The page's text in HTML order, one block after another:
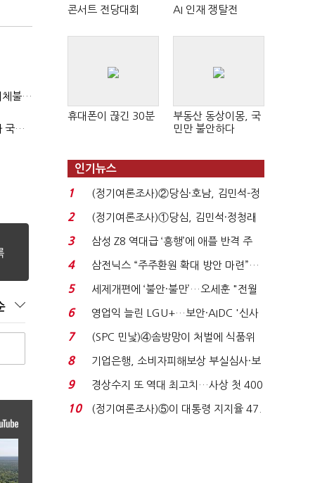
"첨단전력 획득제도 패러다임 전환…상생 생태계 조성해 대체불가 K-방산 도약"
2040년까지 단계적 병력 감축…국방총인력 50만 목표 2차 국방개혁 착수
콘서트 전당대회 AI 인재 쟁탈전
휴대폰이 끊긴 30분
부동산 동상이몽, 국
민만 불안하다
인기뉴스
1
(정기여론조사)②당심·호남, 김민석-정
청래 '초접전'...
2
(정기여론조사)①당심, 김민석·정청래
'초접전'…대통령 ...
3
삼성 Z8 역대급 ‘흥행’에 애플 반격 주
목…9월 ‘폴...
4
삼전닉스 “주주환원 확대 방안 마련”…
로이터에 성명...
5
세제개편에 ‘불안·불만’…오세훈 "전월
세 구하기 더 ...
6
영업익 늘린 LGU+…보안·AIDC '신사
업 드라이브'...
7
(SPC 민낯)④솜방망이 처벌에 식품위
생법 위반 반복...
8
기업은행, 소비자피해보상 부실심사·보
이스피싱 공시 ...
9
경상수지 또 역대 최고치…사상 첫 400
억달러에 '3% 성...
10
(정기여론조사)⑤이 대통령 지지율 47.